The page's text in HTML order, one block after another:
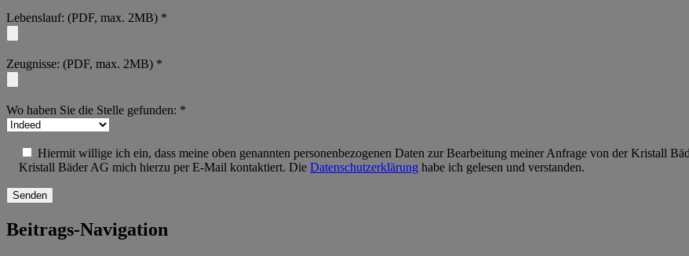
Lebenslauf: (PDF, max. 2MB) *
Zeugnisse: (PDF, max. 2MB) *
Wo haben Sie die Stelle gefunden: *
Hiermit willige ich ein, dass meine oben genannten personenbezogenen Daten zur Bearbeitung meiner Anfrage von der Kristall
Kristall Bäder AG mich hierzu per E-Mail kontaktiert. Die Datenschutzerklärung habe ich gelesen und verstanden.
Beitrags-Navigation